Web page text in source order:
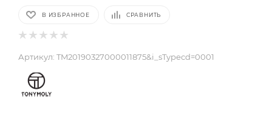
В ИЗБРАННОЕ СРАВНИТЬ
Артикул: TM20190327000011875&i_sTypecd=0001